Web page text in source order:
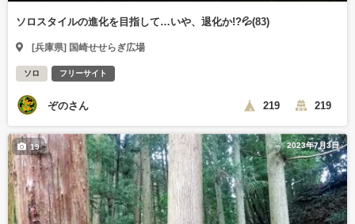
ソロスタイルの進化を目指して…いや、退化か!?💦(83)
[兵庫県] 国崎せせらぎ広場
ソロ フリーサイト
ぞのさん 219 219
2023年7月3日
19